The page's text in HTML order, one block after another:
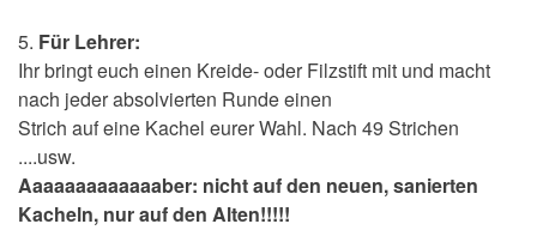
5. Für Lehrer:
Ihr bringt euch einen Kreide- oder Filzstift mit und macht
nach jeder absolvierten Runde einen
Strich auf eine Kachel eurer Wahl. Nach 49 Strichen
....usw.
Aaaaaaaaaaaaaber: nicht auf den neuen, sanierten
Kacheln, nur auf den Alten!!!!!